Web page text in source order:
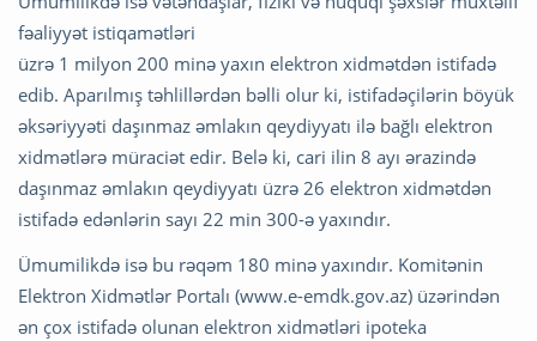
fəaliyyət istiqamətləri
üzrə 1 milyon 200 minə yaxın elektron xidmətdən istifadə
edib. Aparılmış təhlillərdən bəlli olur ki, istifadəçilərin böyük
əksəriyyəti daşınmaz əmlakın qeydiyyatı ilə bağlı elektron
xidmətlərə müraciət edir. Belə ki, cari ilin 8 ayı ərazində
daşınmaz əmlakın qeydiyyatı üzrə 26 elektron xidmətdən
istifadə edənlərin sayı 22 min 300-ə yaxındır.
Ümumilikdə isə bu rəqəm 180 minə yaxındır. Komitənin
Elektron Xidmətlər Portalı (www.e-emdk.gov.az) üzərindən
ən çox istifadə olunan elektron xidmətləri ipoteka